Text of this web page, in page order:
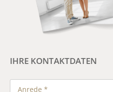
IHRE KONTAKTDATEN